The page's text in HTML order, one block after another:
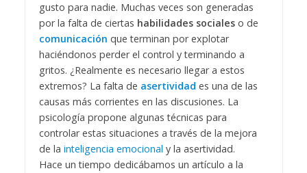
gusto para nadie. Muchas veces son generadas
por la falta de ciertas habilidades socialeso de
comunicación que terminan por explotar
haciéndonos perder el control y terminando a
gritos. ¿Realmente es necesario llegar a estos
extremos? La falta de asertividad es una de las
causas más corrientes en las discusiones. La
psicología propone algunas técnicas para
controlar estas situaciones a través de la mejora
de la inteligencia emocional y la asertividad.
Hace un tiempo dedicábamos un artículo a la